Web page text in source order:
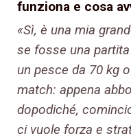
funziona e cosa
«Sì, è una mia
se fosse una
un pesce da 70 kg
match: appena
dopodiché,
ci vuole forza e